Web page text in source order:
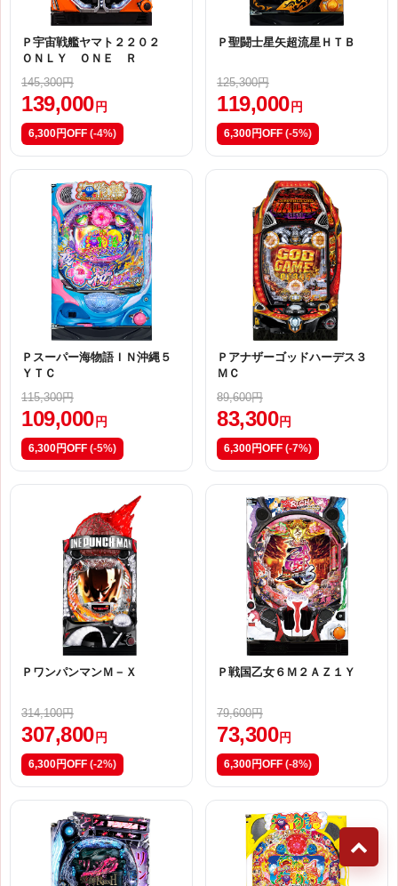
Ｐ宇宙戦艦ヤマト２２０２
ＯＮＬＹ ＯＮＥ Ｒ
145,300円
139,000 円
6,300円OFF (-4%)
Ｐ聖闘士星矢超流星ＨＴＢ
125,300円
119,000 円
6,300円OFF (-5%)
Ｐスーパー海物語ＩＮ沖縄５
ＹＴＣ
115,300円
109,000 円
6,300円OFF (-5%)
Ｐアナザーゴッドハーデス３
ＭＣ
89,600円
83,300 円
6,300円OFF (-7%)
ＰワンパンマンＭ－Ｘ
314,100円
307,800 円
6,300円OFF (-2%)
Ｐ戦国乙女６Ｍ２ＡＺ１Ｙ
79,600円
73,300 円
6,300円OFF (-8%)